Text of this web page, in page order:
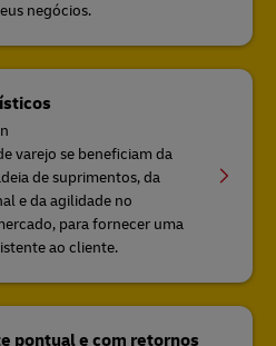
negócios.
varejo se beneficiam da
de suprimentos, da
e da agilidade no
para fornecer uma
ao cliente.
pontual e com retornos